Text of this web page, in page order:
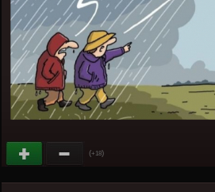
(+18)